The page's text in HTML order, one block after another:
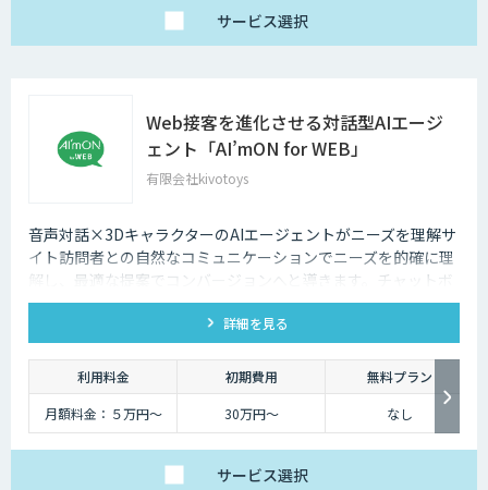
サービス選択
Web接客を進化させる対話型AIエージ
ェント「AI’mON for WEB」
有限会社kivotoys
音声対話×3DキャラクターのAIエージェントがニーズを理解サ
イト訪問者との自然なコミュニケーションでニーズを的確に理
解し、最適な提案でコンバージョンへと導きます。チャットボ
ットを超えた最強のデジタル営業、デジタル広報担当です。
詳細を見る
利用料金 初期費用
無料プラン
月額料金：５万円〜
30万円〜 なし
サービス選択